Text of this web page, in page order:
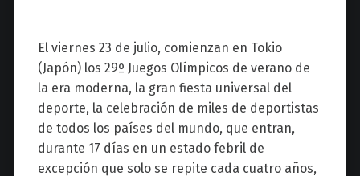
El viernes 23 de julio, comienzan en Tokio
(Japón) los 29º Juegos Olímpicos de verano de
la era moderna, la gran fiesta universal del
deporte, la celebración de miles de deportistas
de todos los países del mundo, que entran,
durante 17 días en un estado febril de
excepción que solo se repite cada cuatro años,